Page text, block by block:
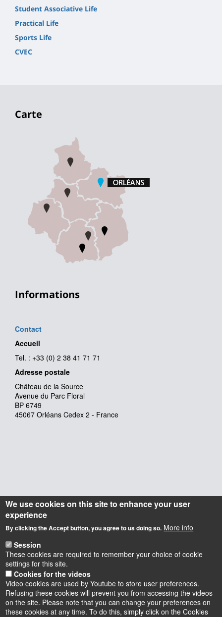
Student Associative Life
Practical Life
Sports Life
CVEC
Carte
Informations
Contact
Accueil
Tel. : +33 (0) 2 38 41 71 71
Adresse postale
Château de la Source
Avenue du Parc Floral
BP 6749
45067 Orléans Cedex 2 - France
We use cookies on this site to enhance your user
experience
By clicking the Accept button, you agree to us doing so. More info
Session
These cookies are required to remember your choice of cookie
settings for this site.
Cookies for the videos
Video cookies are used by Youtube to store user preferences.
Refusing these cookies will prevent you from accessing the videos
on the site. Please note that you can change your preferences on
these cookies at any time. To do this, simply click on the Cookies